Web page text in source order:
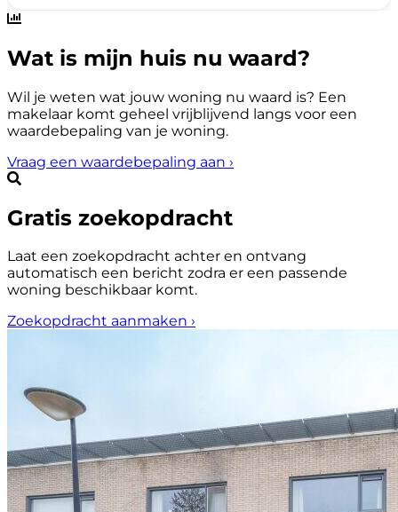
Wat is mijn huis nu waard?
Wil je weten wat jouw woning nu waard is? Een
makelaar komt geheel vrijblijvend langs voor een
waardebepaling van je woning.
Vraag een waardebepaling aan ›
Gratis zoekopdracht
Laat een zoekopdracht achter en ontvang
automatisch een bericht zodra er een passende
woning beschikbaar komt.
Zoekopdracht aanmaken ›